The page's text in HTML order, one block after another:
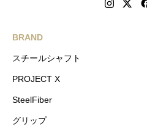
BRAND
スチールシャフト
PROJECT X
SteelFiber
グリップ